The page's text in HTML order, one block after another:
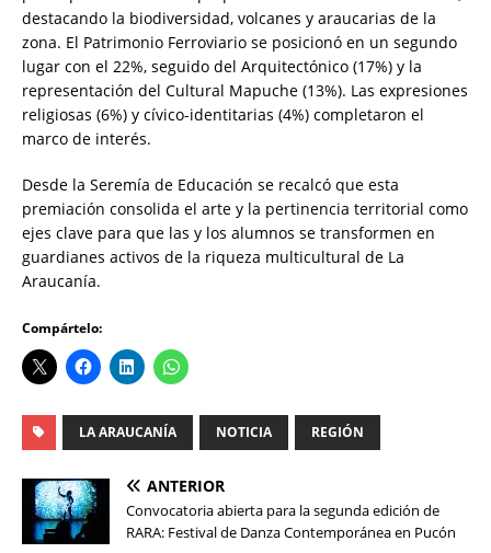
destacando la biodiversidad, volcanes y araucarias de la
zona. El Patrimonio Ferroviario se posicionó en un segundo
lugar con el 22%, seguido del Arquitectónico (17%) y la
representación del Cultural Mapuche (13%). Las expresiones
religiosas (6%) y cívico-identitarias (4%) completaron el
marco de interés.
Desde la Seremía de Educación se recalcó que esta
premiación consolida el arte y la pertinencia territorial como
ejes clave para que las y los alumnos se transformen en
guardianes activos de la riqueza multicultural de La
Araucanía.
Compártelo:
LA ARAUCANÍA NOTICIA REGIÓN
ANTERIOR
Convocatoria abierta para la segunda edición de
RARA: Festival de Danza Contemporánea en Pucón